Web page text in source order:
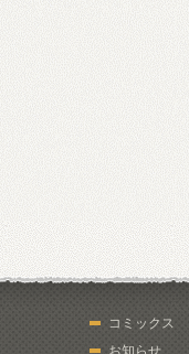
コミックス
お知らせ